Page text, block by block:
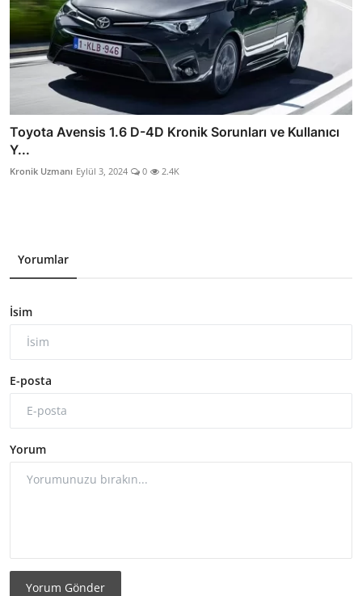
Toyota Avensis 1.6 D-4D Kronik Sorunları ve Kullanıcı
Y...
Kronik Uzmanı Eylül 3, 2024 0 2.4K
Yorumlar
İsim
E-posta
Yorum
Yorum Gönder